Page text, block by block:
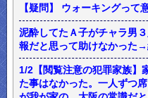
【疑問】 ウォーキングって
泥酔してたＡ子がチャラ男
報だと思って助けなかった
1/2【閲覧注意の犯罪家族】
た事はなかった。一人ずつ